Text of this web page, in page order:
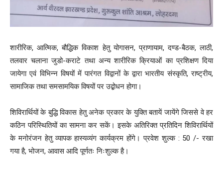
शारीरिक, आत्मिक, बौद्धिक विकाश हेतु योगासन, प्राणायाम, दण्ड-बैठक, लाठी,
तलवार चलाना जुडो-कराटे तथा अन्य शारीरिक क्रियाओं का प्रशिक्षण दिया
जायेगा एवं विभिन्न विषयों में पारंगत विद्वानों के द्वारा भारतीय संस्कृति, राष्ट्रीय,
सामाजिक तथा समसामयिक विषयों पर उद्बोधन होगा।
शिविरार्थियों के बुद्धि विकास हेतु अनेक प्रकार के युक्ति बतायें जायेंगे जिससे वे हर
कठिन परिस्थितियों का सामना कर सकें। इसके अतिरिक्त प्रतिदिन शिविरार्थियों
के मनोरंजन हेतु व्यापक हास्यव्यंग कार्यक्रम होंगे। प्रवेश शुल्क : 50 /- रखा
गया है, भोजन, आवास आदि पूर्णतः निःशुल्क है।